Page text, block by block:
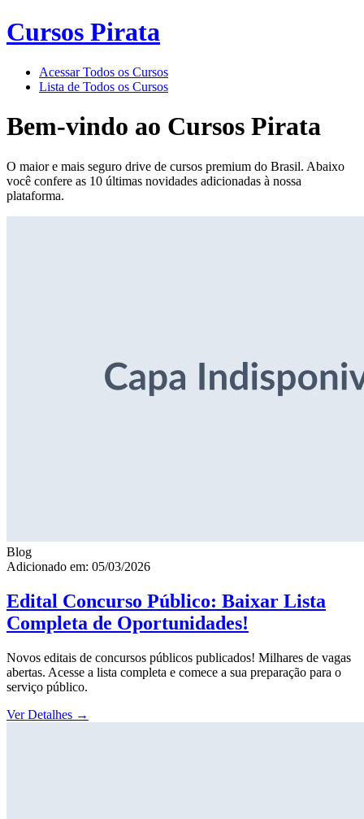
Cursos Pirata
Acessar Todos os Cursos
Lista de Todos os Cursos
Bem-vindo ao Cursos Pirata
O maior e mais seguro drive de cursos premium do Brasil. Abaixo
você confere as 10 últimas novidades adicionadas à nossa
plataforma.
Blog
Adicionado em: 05/03/2026
Edital Concurso Público: Baixar Lista
Completa de Oportunidades!
Novos editais de concursos públicos publicados! Milhares de vagas
abertas. Acesse a lista completa e comece a sua preparação para o
serviço público.
Ver Detalhes →